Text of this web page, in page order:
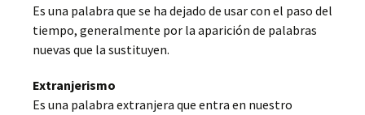
Es una palabra que se ha dejado de usar con el paso del
tiempo, generalmente por la aparición de palabras
nuevas que la sustituyen.
Extranjerismo
Es una palabra extranjera que entra en nuestro